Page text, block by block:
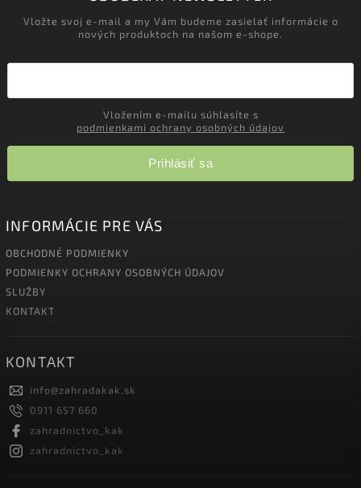
Vložte svoj e-mail a my Vám budeme zasielať informácie o
nových produktoch na našom e-shope.
podmienkami ochrany osobných údajov
Prihlásiť sa
INFORMÁCIE PRE VÁS
OBCHODNÉ PODMIENKY
PODMIENKY OCHRANY OSOBNÝCH ÚDAJOV
SLUŽBY
KONTAKT
KONTAKT
info@zahradakak.sk
0911 657 660
zahradnictvo_kak
zahradnictvo_kak